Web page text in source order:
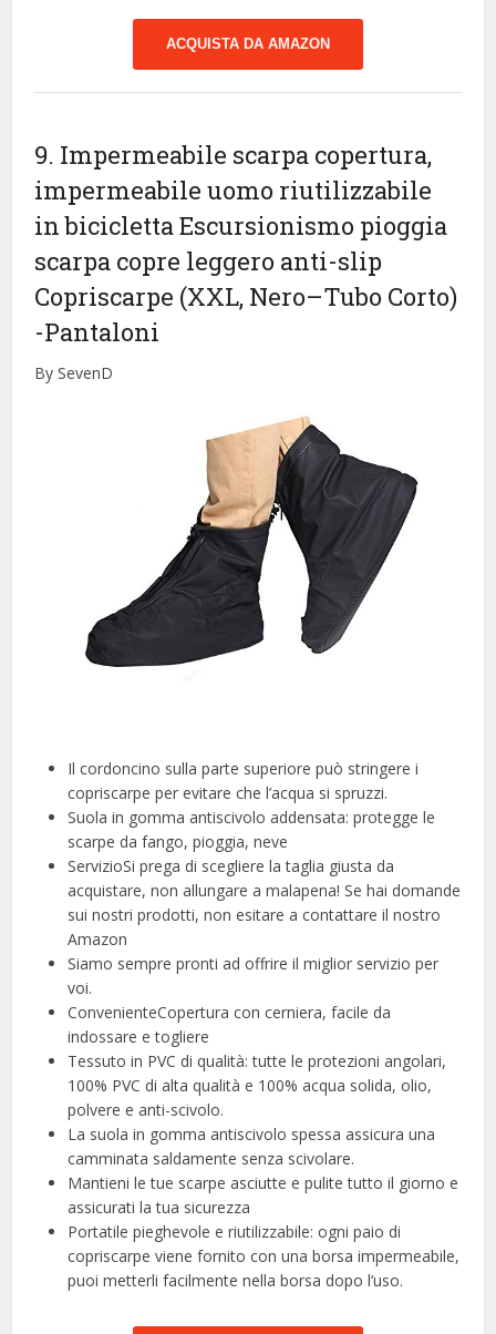
ACQUISTA DA AMAZON
9. Impermeabile scarpa copertura,
impermeabile uomo riutilizzabile
in bicicletta Escursionismo pioggia
scarpa copre leggero anti-slip
Copriscarpe (XXL, Nero–Tubo Corto)
-Pantaloni
By SevenD
Il cordoncino sulla parte superiore può stringere i
copriscarpe per evitare che l’acqua si spruzzi.
Suola in gomma antiscivolo addensata: protegge le
scarpe da fango, pioggia, neve
ServizioSi prega di scegliere la taglia giusta da
acquistare, non allungare a malapena! Se hai domande
sui nostri prodotti, non esitare a contattare il nostro
Amazon
Siamo sempre pronti ad offrire il miglior servizio per
voi.
ConvenienteCopertura con cerniera, facile da
indossare e togliere
Tessuto in PVC di qualità: tutte le protezioni angolari,
100% PVC di alta qualità e 100% acqua solida, olio,
polvere e anti-scivolo.
La suola in gomma antiscivolo spessa assicura una
camminata saldamente senza scivolare.
Mantieni le tue scarpe asciutte e pulite tutto il giorno e
assicurati la tua sicurezza
Portatile pieghevole e riutilizzabile: ogni paio di
copriscarpe viene fornito con una borsa impermeabile,
puoi metterli facilmente nella borsa dopo l’uso.